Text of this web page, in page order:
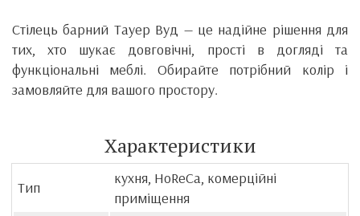
Стілець барний Тауер Вуд — це надійне рішення для
тих, хто шукає довговічні, прості в догляді та
функціональні меблі. Обирайте потрібний колір і
замовляйте для вашого простору.
Характеристики
Тип
кухня, HoReCa, комерційні
приміщення